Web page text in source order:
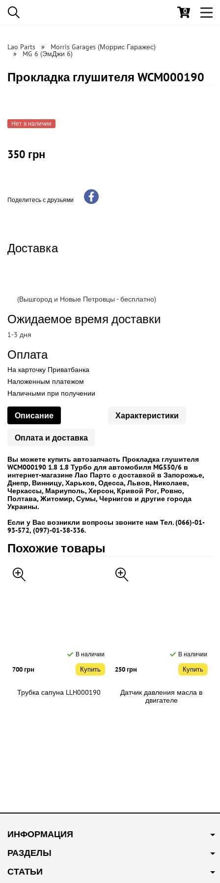
0
Lao Parts Morris Garages (Моррис Гаражес)
MG 6 (ЭмДжи 6)
Прокладка глушителя WCM000190
Нет в наличии
350 грн
Поделитесь с друзьями
Доставка
(Вышгород и Новые Петровцы - бесплатно)
Ожидаемое время доставки
1-3 дня
Оплата
На карточку Приватбанка
Наложенным платежом
Наличными при получении
Описание Характеристики
Оплата и доставка
Вы можете купить автозапчасть Прокладка глушителя
WCM000190 1.8 1.8 Турбо для автомобиля MG550/6 в
интернет-магазине Лао Партс с доставкой в Запорожье,
Днепр, Винницу, Харьков, Одесса, Львов, Николаев,
Черкассы, Мариуполь, Херсон, Кривой Рог, Ровно,
Полтава, Житомир, Сумы, Чернигов и другие города
Украины.
Если у Вас возникли вопросы звоните нам Тел. (066)-01-
93-572, (097)-01-38-336.
Похожие товары
В наличии
700 грн Купить
Трубка сапуна LLH000190
В наличии
250 грн Купить
Датчик давления масла в
двигателе
350 грн Купить
Тройник системы
400 грн Купить
ИНФОРМАЦИЯ
РАЗДЕЛЫ
СТАТЬИ